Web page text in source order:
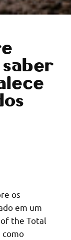
os
em um
the Total
como